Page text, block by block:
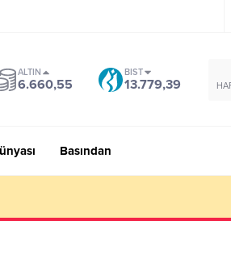
ALTIN
6.660,55
BIST
13.779,39
Basından